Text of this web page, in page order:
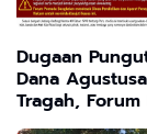
Dugaan
Dana
Tragah,
Bangkalan